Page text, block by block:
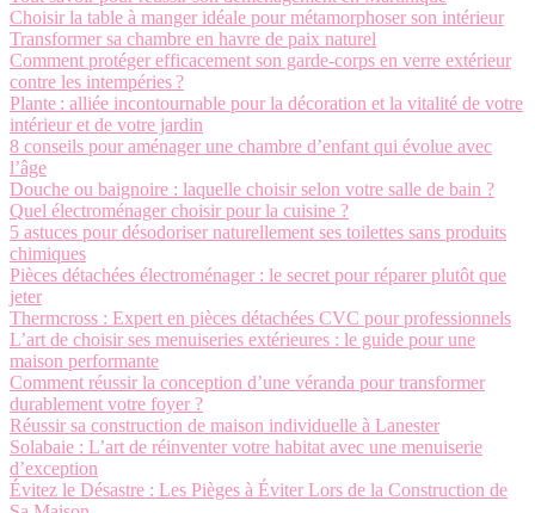
Choisir la table à manger idéale pour métamorphoser son intérieur
Transformer sa chambre en havre de paix naturel
Comment protéger efficacement son garde-corps en verre extérieur
contre les intempéries ?
Plante : alliée incontournable pour la décoration et la vitalité de votre
intérieur et de votre jardin
8 conseils pour aménager une chambre d’enfant qui évolue avec
l’âge
Douche ou baignoire : laquelle choisir selon votre salle de bain ?
Quel électroménager choisir pour la cuisine ?
5 astuces pour désodoriser naturellement ses toilettes sans produits
chimiques
Pièces détachées électroménager : le secret pour réparer plutôt que
jeter
Thermcross : Expert en pièces détachées CVC pour professionnels
L’art de choisir ses menuiseries extérieures : le guide pour une
maison performante
Comment réussir la conception d’une véranda pour transformer
durablement votre foyer ?
Réussir sa construction de maison individuelle à Lanester
Solabaie : L’art de réinventer votre habitat avec une menuiserie
d’exception
Évitez le Désastre : Les Pièges à Éviter Lors de la Construction de